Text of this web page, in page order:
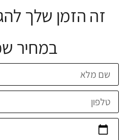
זה הזמן שלך
במחיר